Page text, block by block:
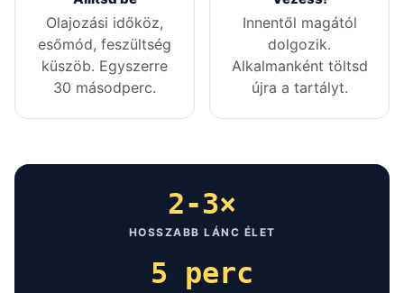
Olajozási időköz,
esőmód, feszültség
küszöb. Egyszerre
30 másodperc.
Innentől magától
dolgozik.
Alkalmanként töltsd
újra a tartályt.
2-3×
HOSSZABB LÁNC ÉLET
5 perc